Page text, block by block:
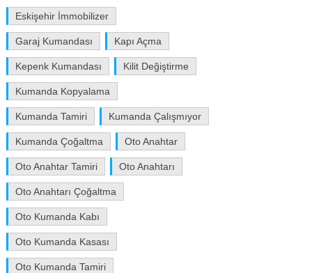
Eskişehir İmmobilizer
Garaj Kumandası Kapı Açma
Kepenk Kumandası Kilit Değiştirme
Kumanda Kopyalama
Kumanda Tamiri Kumanda Çalışmıyor
Kumanda Çoğaltma Oto Anahtar
Oto Anahtar Tamiri Oto Anahtarı
Oto Anahtarı Çoğaltma
Oto Kumanda Kabı
Oto Kumanda Kasası
Oto Kumanda Tamiri